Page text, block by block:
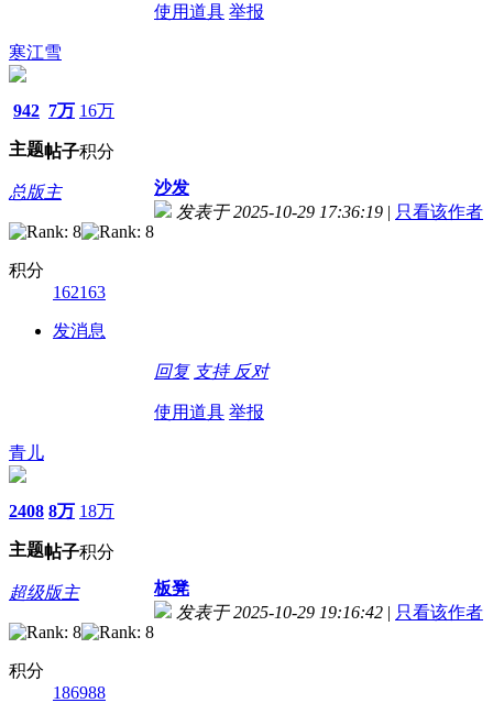
使用道具 举报
寒江雪
942
主题
7万
帖子
16万
积分
总版主
积分
162163
发消息
沙发
发表于 2025-10-29 17:36:19 | 只看该作者
回复 支持 反对
使用道具 举报
青儿
2408
主题
8万
帖子
18万
积分
超级版主
积分
186988
板凳
发表于 2025-10-29 19:16:42 | 只看该作者